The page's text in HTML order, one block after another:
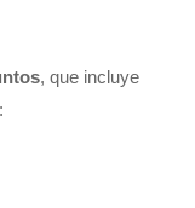
, que incluye